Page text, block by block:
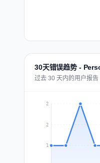
30天错误趋势 -
过去 30 天内的用户报告
1
2
2